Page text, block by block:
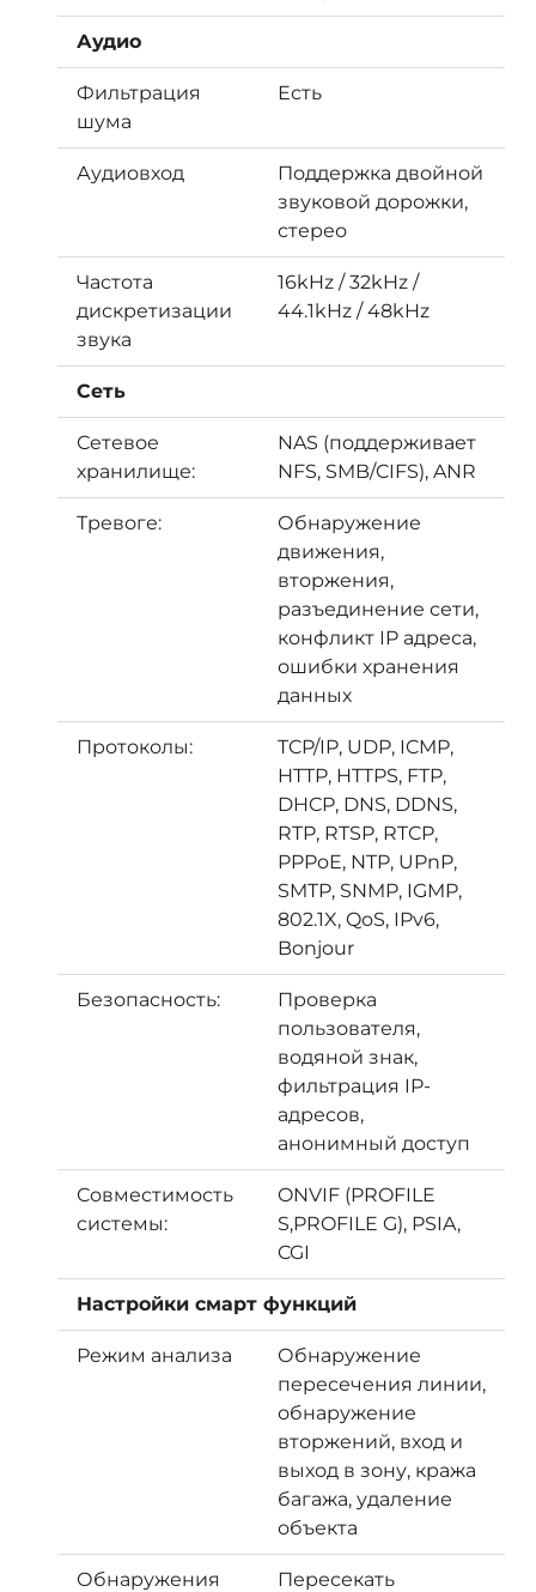
Аудио
Фильтрация
шума
Есть
Аудиовход
Поддержка двойной
звуковой дорожки,
стерео
Частота
дискретизации
звука
16kHz / 32kHz /
44.1kHz / 48kHz
Сеть
Сетевое
хранилище:
NAS (поддерживает
NFS, SMB/CIFS), ANR
Тревоге:
Обнаружение
движения,
вторжения,
разъединение сети,
конфликт IP адреса,
ошибки хранения
данных
Протоколы:
TCP/IP, UDP, ICMP,
HTTP, HTTPS, FTP,
DHCP, DNS, DDNS,
RTP, RTSP, RTCP,
PPPoE, NTP, UPnP,
SMTP, SNMP, IGMP,
802.1X, QoS, IPv6,
Bonjour
Безопасность:
Проверка
пользователя,
водяной знак,
фильтрация IP-
адресов,
анонимный доступ
Совместимость
системы:
ONVIF (PROFILE
S,PROFILE G), PSIA,
CGI
Настройки смарт функций
Режим анализа
Обнаружение
пересечения линии,
обнаружение
вторжений, вход и
выход в зону, кража
багажа, удаление
объекта
Обнаружения
Пересекать